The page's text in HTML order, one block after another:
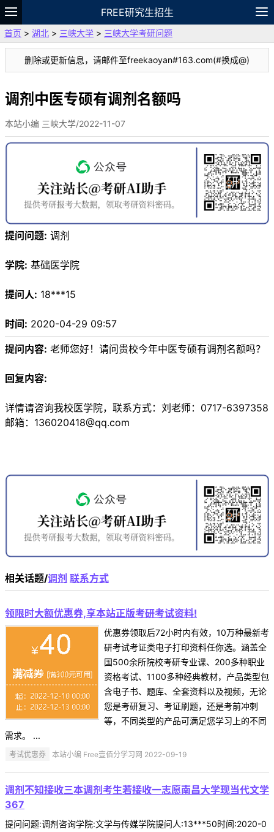
FREE研究生招生
题库
故事 专题 APP 笔记
VIP
资料
首页 > 湖北 > 三峡大学 > 三峡大学考研问题
删除或更新信息，请邮件至freekaoyan#163.com(#换成@)
调剂中医专硕有调剂名额吗
本站小编 三峡大学/2022-11-07
提问问题: 调剂
学院: 基础医学院
提问人: 18***15
时间: 2020-04-29 09:57
提问内容: 老师您好！请问贵校今年中医专硕有调剂名额吗？
回复内容:
详情请咨询我校医学院，联系方式：刘老师：0717-6397358
邮箱：136020418@qq.com
相关话题/调剂 联系方式
领限时大额优惠券,享本站正版考研考试资料!
优惠券领取后72小时内有效，10万种最新考
研考试考证类电子打印资料任你选。涵盖全
国500余所院校考研专业课、200多种职业
资格考试、1100多种经典教材，产品类型包
含电子书、题库、全套资料以及视频，无论
您是考研复习、考证刷题，还是考前冲刺
等，不同类型的产品可满足您学习上的不同
需求。 ...
考试优惠券 本站小编 Free壹佰分学习网 2022-09-19
调剂不知接收三本调剂考生若接收一志愿南昌大学现当代文学
367
提问问题:调剂咨询学院:文学与传媒学院提问人:13***50时间:2020-0